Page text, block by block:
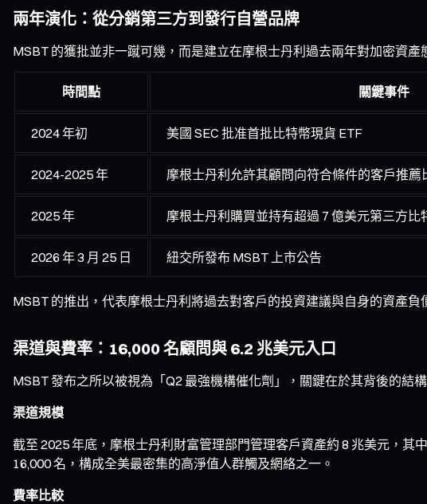
兩年演化：從分銷第三方到發行自營品牌
MSBT 的獲批並非一蹴可幾，而是建立在摩根士丹利過去兩年對加密資產
時間點 關鍵事件
2024 年初 美國 SEC 批准首批比特幣現貨 ETF
2024-2025 年 摩根士丹利允許其顧問向符合條件的客戶推薦
2025 年 摩根士丹利購買並持有超過 7 億美元第三方比
2026 年 3 月 25 日 紐交所發布 MSBT 上市公告
MSBT 的推出，代表摩根士丹利將過去對客戶的投資建議與自身的資產負
渠道與費率：16,000 名顧問與 6.2 兆美元入口
MSBT 發布之所以被視為「Q2 最強機構催化劑」，關鍵在於其背後的結
渠道規模
截至 2025 年底，摩根士丹利財富管理部門管理客戶資產約 8 兆美元，
16,000 名，構成全美最密集的高淨值人群觸及網絡之一。
費率比較